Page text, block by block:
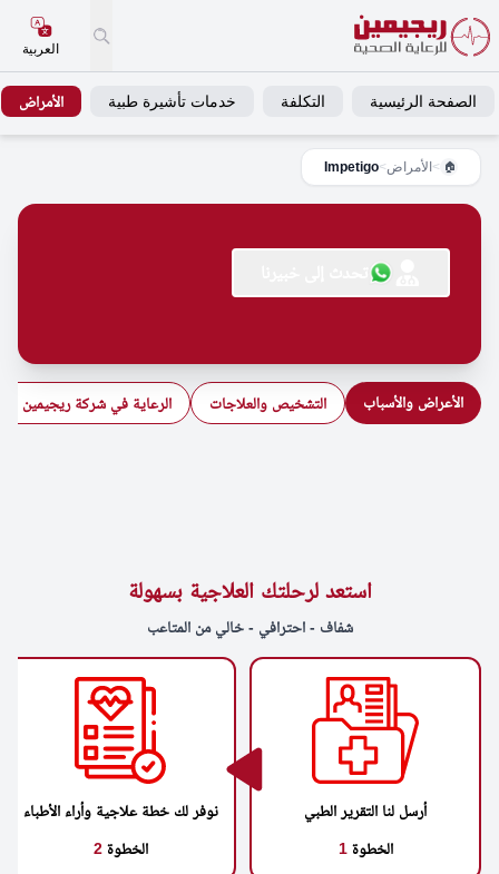
العربية
الصفحة الرئيسية التكلفة خدمات تأشيرة طبية الأمراض
🏠
> الأمراض>
Impetigo
الأعراض والأسباب التشخيص والعلاجات الرعاية في شركة ريجيمين
استعد لرحلتك العلاجية بسهولة
شفاف - احترافي - خالي من المتاعب
أرسل لنا التقرير الطبي
الخطوة1
نوفر لك خطة علاجية وأراء الأطباء
الخطوة2